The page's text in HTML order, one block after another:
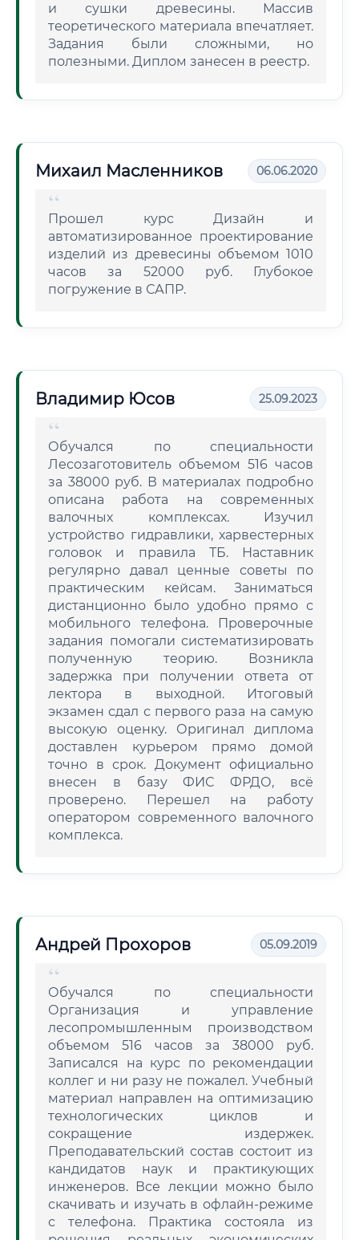
и сушки древесины. Массив
теоретического материала впечатляет.
Задания были сложными, но
полезными. Диплом занесен в реестр.
Михаил Масленников 06.06.2020
Прошел курс Дизайн и
автоматизированное проектирование
изделий из древесины объемом 1010
часов за 52000 руб. Глубокое
погружение в САПР.
Владимир Юсов 25.09.2023
Обучался по специальности
Лесозаготовитель объемом 516 часов
за 38000 руб. В материалах подробно
описана работа на современных
валочных комплексах. Изучил
устройство гидравлики, харвестерных
головок и правила ТБ. Наставник
регулярно давал ценные советы по
практическим кейсам. Заниматься
дистанционно было удобно прямо с
мобильного телефона. Проверочные
задания помогали систематизировать
полученную теорию. Возникла
задержка при получении ответа от
лектора в выходной. Итоговый
экзамен сдал с первого раза на самую
высокую оценку. Оригинал диплома
доставлен курьером прямо домой
точно в срок. Документ официально
внесен в базу ФИС ФРДО, всё
проверено. Перешел на работу
оператором современного валочного
комплекса.
Андрей Прохоров 05.09.2019
Обучался по специальности
Организация и управление
лесопромышленным производством
объемом 516 часов за 38000 руб.
Записался на курс по рекомендации
коллег и ни разу не пожалел. Учебный
материал направлен на оптимизацию
технологических циклов и
сокращение издержек.
Преподавательский состав состоит из
кандидатов наук и практикующих
инженеров. Все лекции можно было
скачивать и изучать в офлайн-режиме
с телефона. Практика состояла из